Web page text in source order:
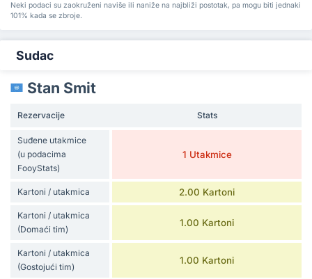
Neki podaci su zaokruženi naviše ili naniže na najbliži postotak, pa mogu biti jednaki
101% kada se zbroje.
Sudac
Stan Smit
Rezervacije Stats
Suđene utakmice
(u podacima
FooyStats)
1 Utakmice
Kartoni / utakmica 2.00 Kartoni
Kartoni / utakmica
(Domaći tim)
1.00 Kartoni
Kartoni / utakmica
(Gostojući tim)
1.00 Kartoni